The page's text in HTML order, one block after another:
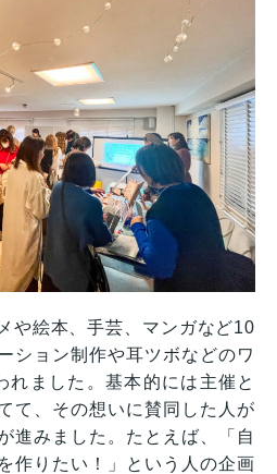
や絵本、手芸、マンガなど10
ション制作や耳ツボなどのワ
れました。基本的には主催と
て、その想いに賛同した人が
進みました。たとえば、「自
作りたい！」という人の企画